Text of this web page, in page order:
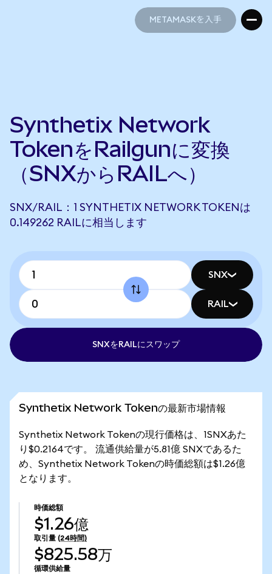
METAMASKを入手
Synthetix Network
TokenをRailgunに変換
（SNXからRAILへ）
SNX/RAIL：1 SYNTHETIX NETWORK TOKENは
0.149262 RAILに相当します
SNX
RAIL
SNXをRAILにスワップ
Synthetix Network Tokenの最新市場情報
Synthetix Network Tokenの現行価格は、1SNXあた
り$0.2164です。 流通供給量が5.81億 SNXであるた
め、Synthetix Network Tokenの時価総額は$1.26億
となります。
時価総額
$1.26億
取引量 (24時間)
$825.58万
循環供給量